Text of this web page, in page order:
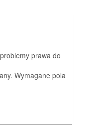
prawa do
Wymagane pola